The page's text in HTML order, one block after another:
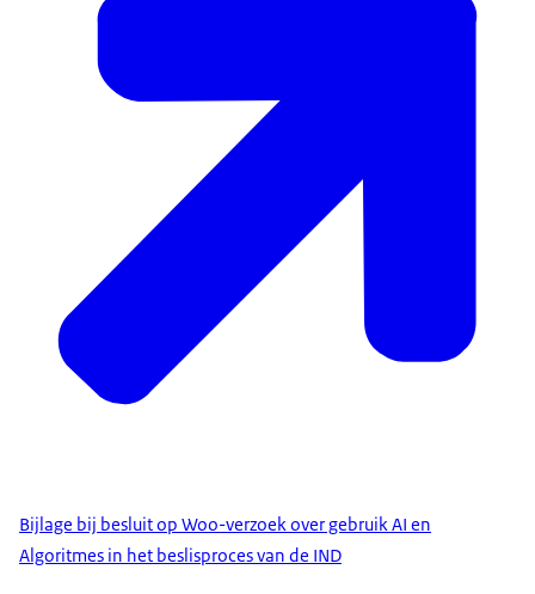
Bijlage bij besluit op Woo-verzoek over gebruik AI en
Algoritmes in het beslisproces van de IND